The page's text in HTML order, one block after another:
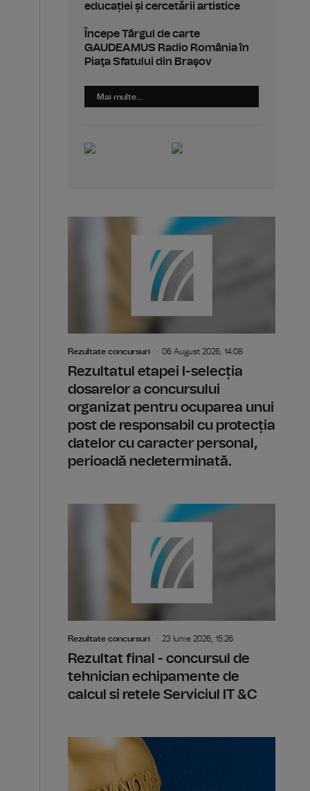
educației și cercetării artistice
Începe Târgul de carte
GAUDEAMUS Radio România în
Piaţa Sfatului din Braşov
Mai multe...
Rezultate concursuri 06 August 2026, 14:08
Rezultatul etapei I-selecția
dosarelor a concursului
organizat pentru ocuparea unui
post de responsabil cu protecția
datelor cu caracter personal,
perioadă nedeterminată.
Rezultate concursuri 23 Iunie 2026, 15:26
Rezultat final - concursul de
tehnician echipamente de
calcul si retele Serviciul IT &C